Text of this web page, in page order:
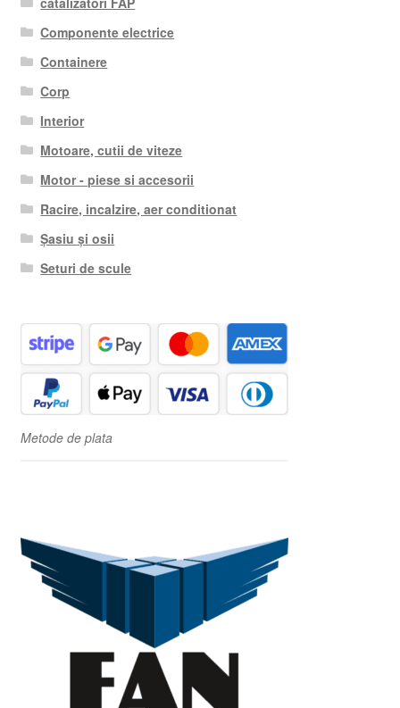
Componente electrice
Containere
Corp
Interior
Motoare, cutii de viteze
Motor - piese si accesorii
Racire, incalzire, aer conditionat
Șasiu și osii
Seturi de scule
Metode de plata